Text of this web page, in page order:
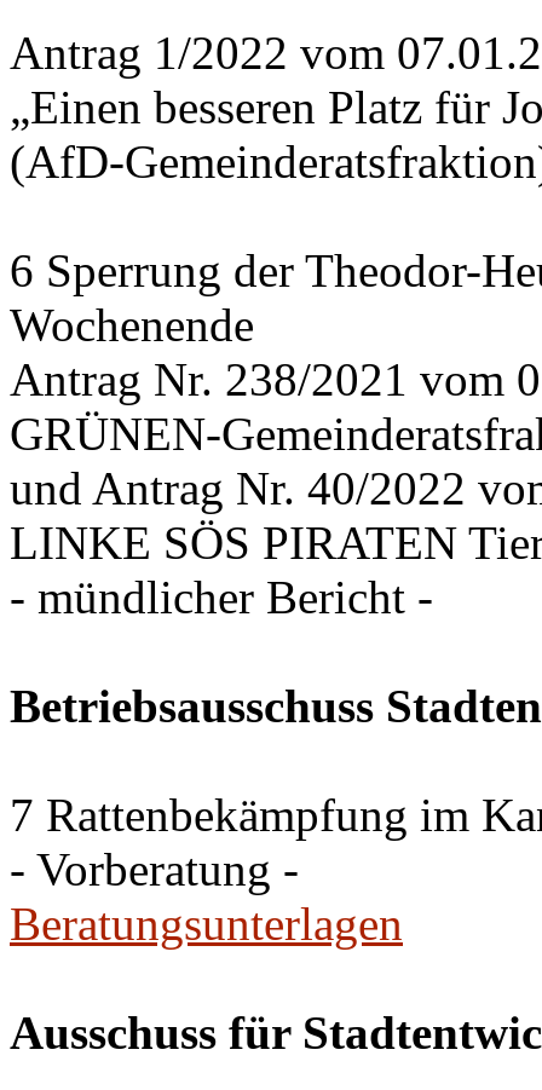
Antrag 1/2022 vom
„Einen besseren Platz für
(AfD-
6 Sperrung der Theodor-
Wochenende
Antrag Nr. 238/2021 vom
GRÜNEN-
und Antrag Nr. 40/2022
LINKE SÖS PIRATEN
- mündlicher Bericht -
Betriebsausschuss
7 Rattenbekämpfung im
- Vorberatung -
Beratungsunterlagen
Ausschuss für